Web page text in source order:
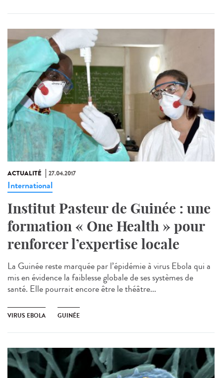
ACTUALITÉ 27.04.2017
International
Institut Pasteur de Guinée : une
formation « One Health » pour
renforcer l’expertise locale
La Guinée reste marquée par l’épidémie à virus Ebola qui a
mis en évidence la faiblesse globale de ses systèmes de
santé. Elle pourrait encore être le théâtre...
VIRUS EBOLA GUINÉE